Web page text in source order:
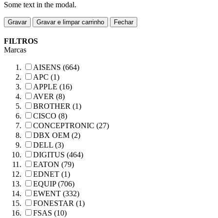
Some text in the modal.
Gravar Gravar e limpar carrinho Fechar
FILTROS
Marcas
AISENS (664)
APC (1)
APPLE (16)
AVER (8)
BROTHER (1)
CISCO (8)
CONCEPTRONIC (27)
DBX OEM (2)
DELL (3)
DIGITUS (464)
EATON (79)
EDNET (1)
EQUIP (706)
EWENT (332)
FONESTAR (1)
FSAS (10)